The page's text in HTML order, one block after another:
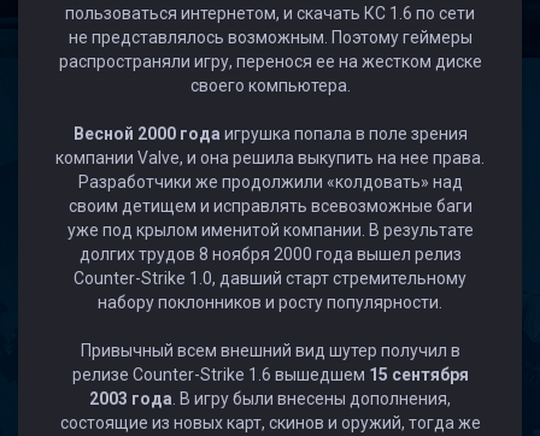
пользоваться интернетом, и скачать КС 1.6 по сети
не представлялось возможным. Поэтому геймеры
распространяли игру, перенося ее на жестком диске
своего компьютера.
Весной 2000 года игрушка попала в поле зрения
компании Valve, и она решила выкупить на нее права.
Разработчики же продолжили «колдовать» над
своим детищем и исправлять всевозможные баги
уже под крылом именитой компании. В результате
долгих трудов 8 ноября 2000 года вышел релиз
Counter-Strike 1.0, давший старт стремительному
набору поклонников и росту популярности.
Привычный всем внешний вид шутер получил в
релизе Counter-Strike 1.6 вышедшем 15 сентября
2003 года . В игру были внесены дополнения,
состоящие из новых карт, скинов и оружий, тогда же